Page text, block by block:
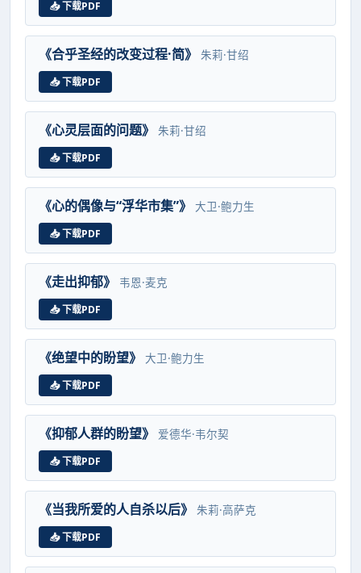
📥 下载PDF
《合乎圣经的改变过程·简》 朱莉·甘绍
📥 下载PDF
《心灵层面的问题》 朱莉·甘绍
📥 下载PDF
《心的偶像与“浮华市集”》 大卫·鲍力生
📥 下载PDF
《走出抑郁》 韦恩·麦克
📥 下载PDF
《绝望中的盼望》 大卫·鲍力生
📥 下载PDF
《抑郁人群的盼望》 爱德华·韦尔契
📥 下载PDF
《当我所爱的人自杀以后》 朱莉·高萨克
📥 下载PDF